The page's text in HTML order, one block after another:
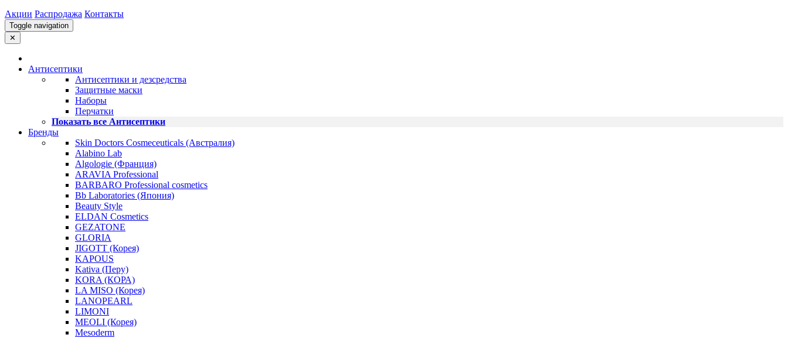
Акции Распродажа Контакты
Toggle navigation
✕
Антисептики
Антисептики и дезсредства
Защитные маски
Наборы
Перчатки
Показать все Антисептики
Бренды
Skin Doctors Cosmeceuticals (Австралия)
Alabino Lab
Algologie (Франция)
ARAVIA Professional
BARBARO Professional cosmetics
Bb Laboratories (Япония)
Beauty Style
ELDAN Cosmetics
GEZATONE
GLORIA
JIGOTT (Корея)
KAPOUS
Kativa (Перу)
KORA (КОРА)
LA MISO (Корея)
LANOPEARL
LIMONI
MEOLI (Корея)
Mesoderm